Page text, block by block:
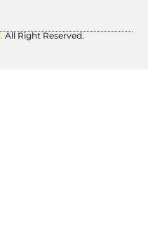
All Right Reserved.